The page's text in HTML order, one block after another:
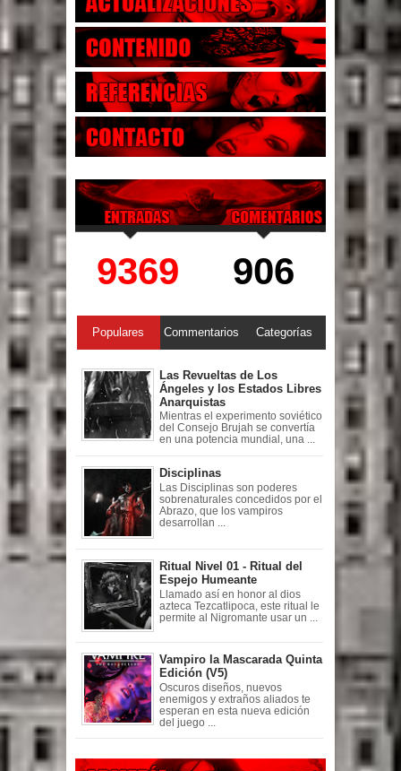
9369 906
Populares Commentarios Categorías
Las Revueltas de Los
Ángeles y los Estados Libres
Anarquistas
Mientras el experimento soviético
del Consejo Brujah se convertía
en una potencia mundial, una ...
Disciplinas
Las Disciplinas son poderes
sobrenaturales concedidos por el
Abrazo, que los vampiros
desarrollan ...
Ritual Nivel 01 - Ritual del
Espejo Humeante
Llamado así en honor al dios
azteca Tezcatlipoca, este ritual le
permite al Nigromante usar un ...
Vampiro la Mascarada Quinta
Edición (V5)
Oscuros diseños, nuevos
enemigos y extraños aliados te
esperan en esta nueva edición
del juego ...